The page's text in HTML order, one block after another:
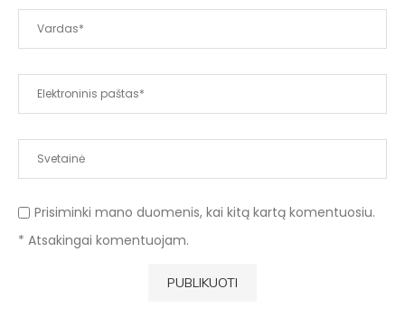
Prisiminki mano duomenis, kai kitą kartą komentuosiu.
* Atsakingai komentuojam.